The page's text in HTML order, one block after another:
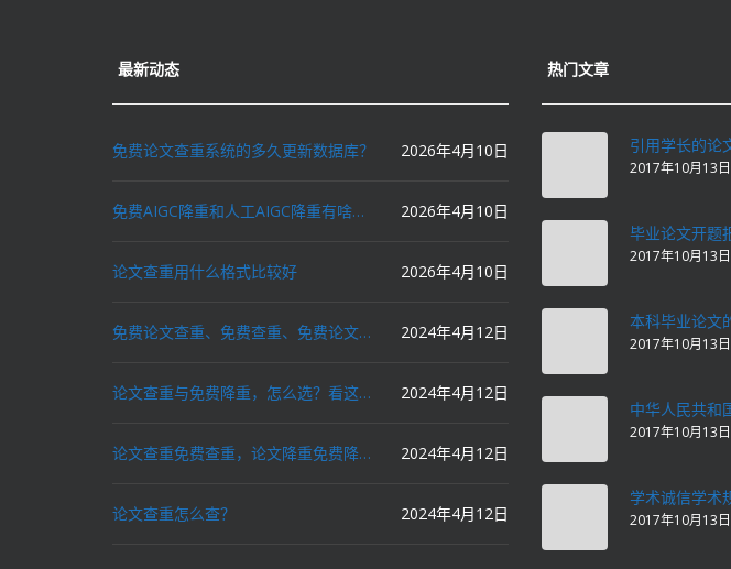
最新动态
免费论文查重系统的多久更新数据库？ 2026年4月10日
免费AIGC降重和人工AIGC降重有啥区别？ 2026年4月10日
论文查重用什么格式比较好 2026年4月10日
免费论文查重、免费查重、免费论文降重、免费降重、智能降重、一键降重、降低AIGC写作率、AI写论文，这些名词你了解吗？ 2024年4月12日
论文查重与免费降重，怎么选？看这里就对了！ 2024年4月12日
论文查重免费查重，论文降重免费降重，机器降重，人工降重，降低AIGC写作率，ai写论文，都要选论文狗和paperdog以及文思慧达！ 2024年4月12日
论文查重怎么查？ 2024年4月12日
热门文章
引用学长的论
2017年10月13日
毕业论文开题
2017年10月13日
本科毕业论文
2017年10月13日
中华人民共和
2017年10月13日
学术诚信学术
2017年10月13日